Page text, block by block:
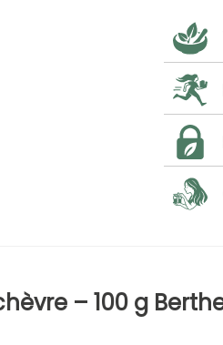
– 100 g